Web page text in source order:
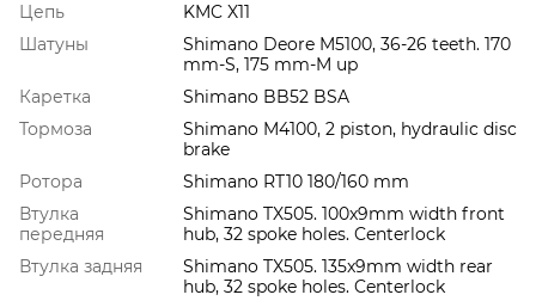
Цепь
KMC X11
Шатуны
Shimano Deore M5100, 36-26 teeth. 170
mm-S, 175 mm-M up
Каретка
Shimano BB52 BSA
Тормоза
Shimano M4100, 2 piston, hydraulic disc
brake
Ротора
Shimano RT10 180/160 mm
Втулка
передняя
Shimano TX505. 100x9mm width front
hub, 32 spoke holes. Centerlock
Втулка задняя
Shimano TX505. 135x9mm width rear
hub, 32 spoke holes. Centerlock